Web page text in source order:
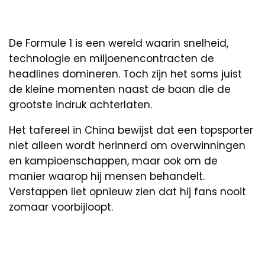
De Formule 1 is een wereld waarin snelheid,
technologie en miljoenencontracten de
headlines domineren. Toch zijn het soms juist
de kleine momenten naast de baan die de
grootste indruk achterlaten.
Het tafereel in China bewijst dat een topsporter
niet alleen wordt herinnerd om overwinningen
en kampioenschappen, maar ook om de
manier waarop hij mensen behandelt.
Verstappen liet opnieuw zien dat hij fans nooit
zomaar voorbijloopt.